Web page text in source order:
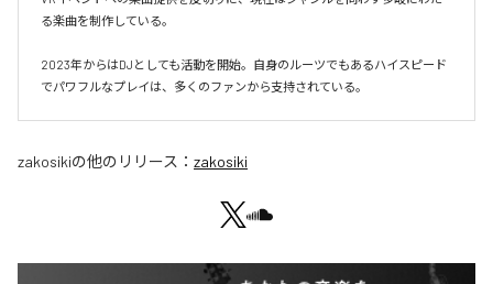
る楽曲を制作している。
2023年からはDJとしても活動を開始。自身のルーツでもあるハイスピード
でパワフルなプレイは、多くのファンから支持されている。
zakosikiの他のリリース： zakosiki